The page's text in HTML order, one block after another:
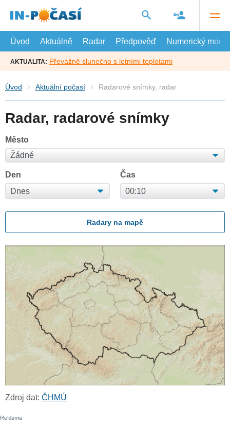
hlavní
Úvod
Aktuálně Radar Předpověď Numerický model
AKTUALITA: Převážně slunečno s letními teplotami
Úvod Aktuální počasí Radarové snímky, radar
Radar, radarové snímky
Město
Den Čas
Radary na mapě
Zdroj dat: ČHMÚ